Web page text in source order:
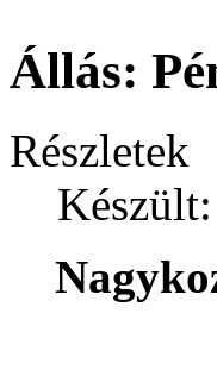
Állás:
Részletek